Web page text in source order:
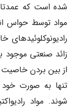
شده است که
مواد توسط حواس
زائد صنعتی موجود
از بین بردن خاصیت
تنها به صورت
شوند. مواد